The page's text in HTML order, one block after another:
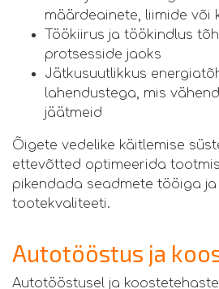
määrdeainete, liimide või
Töökiirus ja töökindlus
protsesside jaoks
Jätkusuutlikkus
lahendustega, mis
jäätmeid
Õigete vedelike käitlemise
ettevõtted optimeerida
pikendada seadmete tööiga
tootekvaliteeti.
Autotööstus ja
Autotööstusel ja